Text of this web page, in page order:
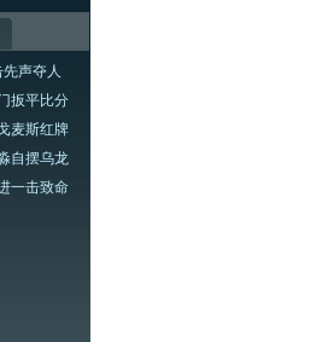
声夺人
扳平比分
麦斯红牌
自摆乌龙
一击致命